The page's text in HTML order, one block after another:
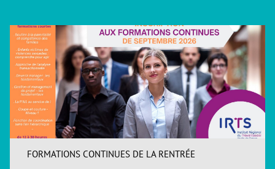
FORMATIONS CONTINUES DE LA RENTRÉE